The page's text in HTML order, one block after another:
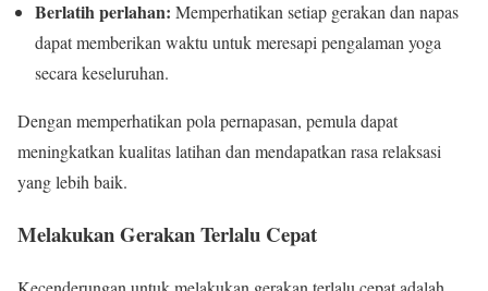
Berlatih perlahan: Memperhatikan setiap gerakan dan napas
dapat memberikan waktu untuk meresapi pengalaman yoga
secara keseluruhan.
Dengan memperhatikan pola pernapasan, pemula dapat
meningkatkan kualitas latihan dan mendapatkan rasa relaksasi
yang lebih baik.
Melakukan Gerakan Terlalu Cepat